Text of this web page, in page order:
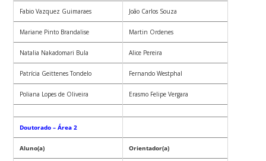
Fabio Vazquez Guimaraes João Carlos Souza
Mariane Pinto Brandalise Martin Ordenes
Natalia Nakadomari Bula Alice Pereira
Patrícia Geittenes Tondelo Fernando Westphal
Poliana Lopes de Oliveira Erasmo Felipe Vergara
Doutorado – Área 2
Aluno(a) Orientador(a)